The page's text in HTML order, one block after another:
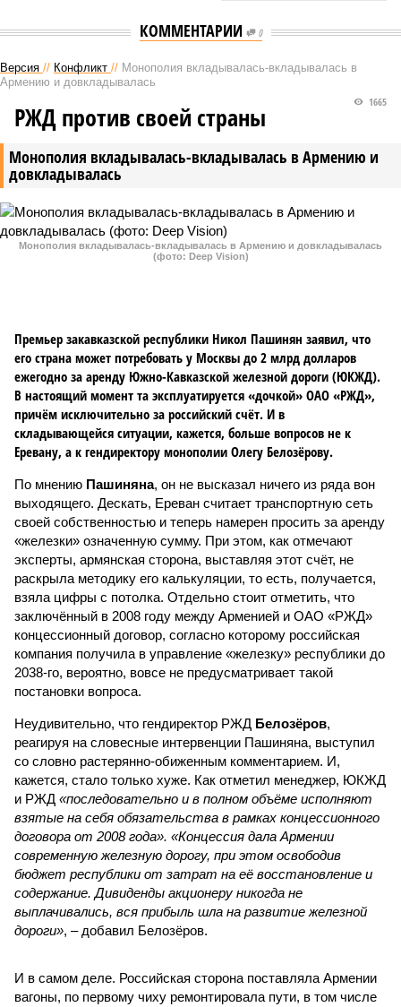
КОММЕНТАРИИ 0
Версия // Конфликт // Монополия вкладывалась-вкладывалась в
Армению и довкладывалась
Монополия вкладывалась-вкладывалась в Армению и
довкладывалась
1665
РЖД против своей страны
Монополия вкладывалась-вкладывалась в Армению и довкладывалась
(фото: Deep Vision)
Премьер закавказской республики Никол Пашинян заявил, что
его страна может потребовать у Москвы до 2 млрд долларов
ежегодно за аренду Южно-Кавказской железной дороги (ЮКЖД).
В настоящий момент та эксплуатируется «дочкой» ОАО «РЖД»,
причём исключительно за российский счёт. И в
складывающейся ситуации, кажется, больше вопросов не к
Еревану, а к гендиректору монополии Олегу Белозёрову.
По мнению Пашиняна, он не высказал ничего из ряда вон
выходящего. Дескать, Ереван считает транспортную сеть
своей собственностью и теперь намерен просить за аренду
«железки» означенную сумму. При этом, как отмечают
эксперты, армянская сторона, выставляя этот счёт, не
раскрыла методику его калькуляции, то есть, получается,
взяла цифры с потолка. Отдельно стоит отметить, что
заключённый в 2008 году между Арменией и ОАО «РЖД»
концессионный договор, согласно которому российская
компания получила в управление «железку» республики до
2038-го, вероятно, вовсе не предусматривает такой
постановки вопроса.
Неудивительно, что гендиректор РЖД Белозёров,
реагируя на словесные интервенции Пашиняна, выступил
со словно растерянно-обиженным комментарием. И,
кажется, стало только хуже. Как отметил менеджер, ЮКЖД
и РЖД «последовательно и в полном объёме исполняют
взятые на себя обязательства в рамках концессионного
договора от 2008 года». «Концессия дала Армении
современную железную дорогу, при этом освободив
бюджет республики от затрат на её восстановление и
содержание. Дивиденды акционеру никогда не
выплачивались, вся прибыль шла на развитие железной
дороги», – добавил Белозёров.
И в самом деле. Российская сторона поставляла Армении
вагоны, по первому чиху ремонтировала пути, в том числе